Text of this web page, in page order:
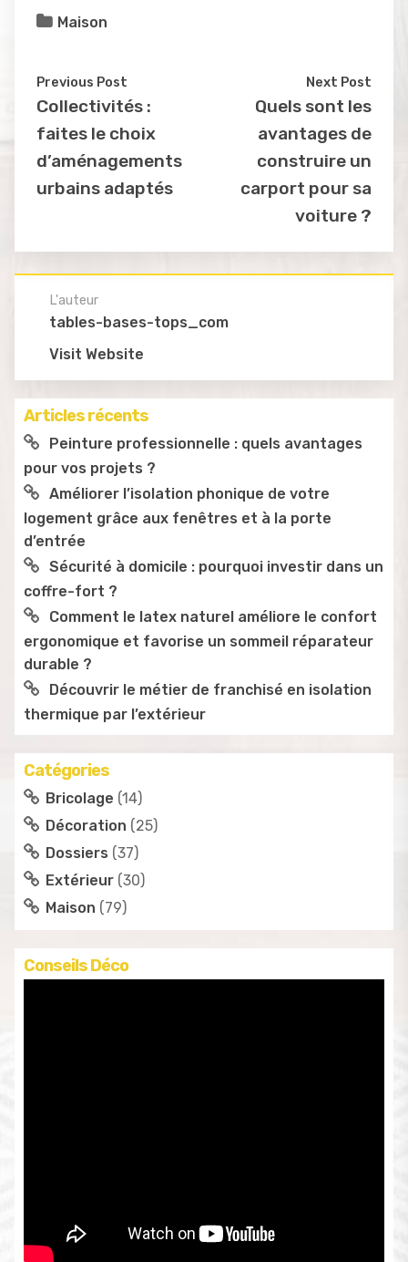
Maison
Previous Post
Collectivités :
faites le choix
d’aménagements
urbains adaptés
Next Post
Quels sont les
avantages de
construire un
carport pour sa
voiture ?
L'auteur
tables-bases-tops_com
Visit Website
Articles récents
Peinture professionnelle : quels avantages
pour vos projets ?
Améliorer l’isolation phonique de votre
logement grâce aux fenêtres et à la porte
d’entrée
Sécurité à domicile : pourquoi investir dans un
coffre-fort ?
Comment le latex naturel améliore le confort
ergonomique et favorise un sommeil réparateur
durable ?
Découvrir le métier de franchisé en isolation
thermique par l’extérieur
Catégories
Bricolage (14)
Décoration (25)
Dossiers (37)
Extérieur (30)
Maison (79)
Conseils Déco